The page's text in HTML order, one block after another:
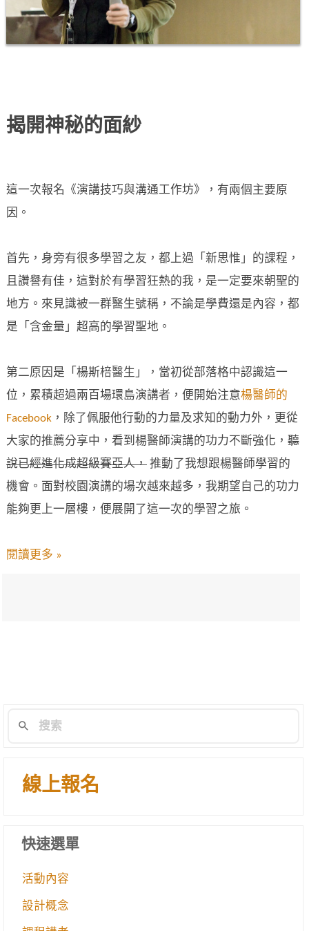
揭開神秘的面紗
這一次報名《演講技巧與溝通工作坊》，有兩個主要原
因。
首先，身旁有很多學習之友，都上過「新思惟」的課程，
且讚譽有佳，這對於有學習狂熱的我，是一定要來朝聖的
地方。來見識被一群醫生號稱，不論是學費還是內容，都
是「含金量」超高的學習聖地。
第二原因是「楊斯棓醫生」，當初從部落格中認識這一
位，累積超過兩百場環島演講者，便開始注意楊醫師的
Facebook ，除了佩服他行動的力量及求知的動力外，更從
大家的推薦分享中，看到楊醫師演講的功力不斷強化， 聽
說已經進化成超級賽亞人， 推動了我想跟楊醫師學習的
機會。面對校園演講的場次越來越多，我期望自己的功力
能夠更上一層樓，便展開了這一次的學習之旅。
閱讀更多 »
線上報名
快速選單
活動內容
設計概念